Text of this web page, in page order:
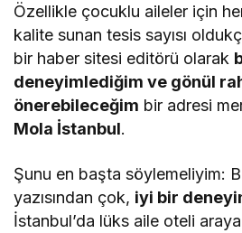
Özellikle çocuklu aileler için
kalite sunan tesis sayısı
bir haber sitesi editörü olarak
deneyimlediğim ve gönül
önerebileceğim bir adresi
Mola İstanbul.
Şunu en başta söylemeliyim:
yazısından çok, iyi bir
İstanbul’da lüks aile oteli